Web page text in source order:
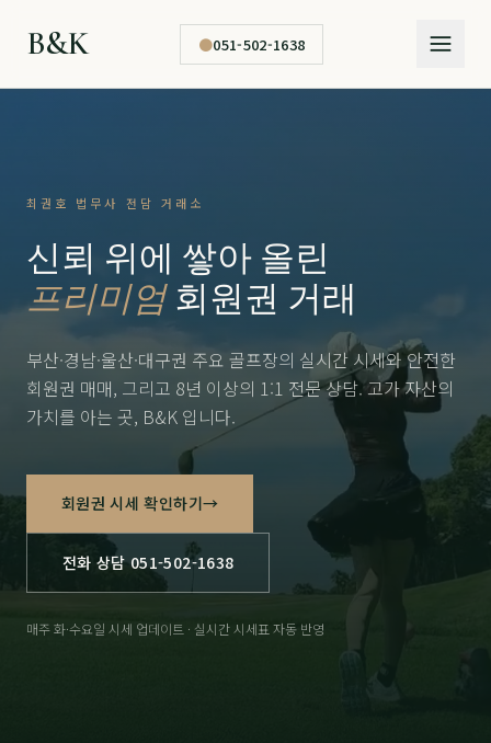
B&K ●051-502-1638
최권호 법무사 전담 거래소
신뢰 위에 쌓아 올린
프리미엄회원권 거래
부산·경남·울산·대구권 주요 골프장의 실시간 시세와 안전한
회원권 매매, 그리고 8년 이상의 1:1 전문 상담. 고가 자산의
가치를 아는 곳, B&K 입니다.
회원권 시세 확인하기→
전화 상담 051-502-1638
매주 화·수요일 시세 업데이트 · 실시간 시세표 자동 반영